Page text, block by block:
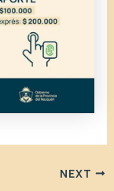
NEXT